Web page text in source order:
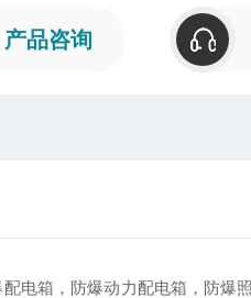
产品咨询
电箱，防爆动力配电箱，防